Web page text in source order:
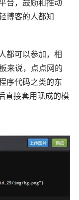
台，鼓励和推动
博客的人都知
都可以参加，相
来说，点点网的
序代码之类的东
直接套用现成的模